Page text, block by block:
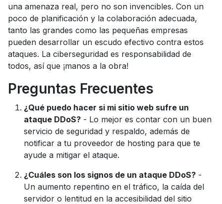
una amenaza real, pero no son invencibles. Con un
poco de planificación y la colaboración adecuada,
tanto las grandes como las pequeñas empresas
pueden desarrollar un escudo efectivo contra estos
ataques. La ciberseguridad es responsabilidad de
todos, así que ¡manos a la obra!
Preguntas Frecuentes
¿Qué puedo hacer si mi sitio web sufre un
ataque DDoS? - Lo mejor es contar con un buen
servicio de seguridad y respaldo, además de
notificar a tu proveedor de hosting para que te
ayude a mitigar el ataque.
¿Cuáles son los signos de un ataque DDoS? -
Un aumento repentino en el tráfico, la caída del
servidor o lentitud en la accesibilidad del sitio